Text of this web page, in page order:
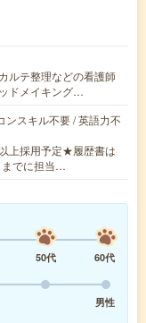
ルテ整理などの看護師
ドメイキング…
ンスキル不要 / 英語力不
上採用予定★履歴書は
でに担当…
50代
60代
男性